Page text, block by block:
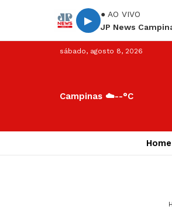
▶
● AO VIVO
JP News
sábado, agosto 8, 2026
Campinas ☁️--°C
Home